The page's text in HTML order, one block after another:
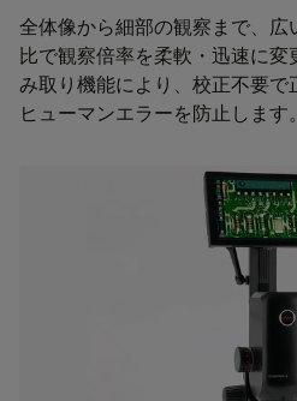
全体像から細部の観察まで、広
比で観察倍率を柔軟・迅速に
み取り機能により、校正不要で
ヒューマンエラーを防止します。